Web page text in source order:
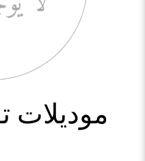
موديلات